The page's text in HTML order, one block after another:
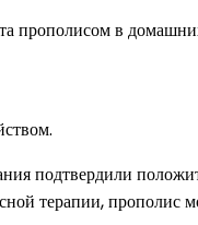
прополисом в
подтвердили
терапии,